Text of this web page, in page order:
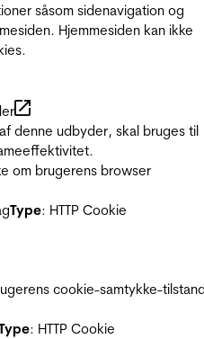
såsom sidenavigation og
Hjemmesiden kan ikke
denne udbyder, skal bruges til
om brugerens browser
Type: HTTP Cookie
cookie-samtykke-
: HTTP Cookie